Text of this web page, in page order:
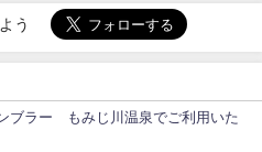
う
ブラー もみじ川温泉でご利用いた